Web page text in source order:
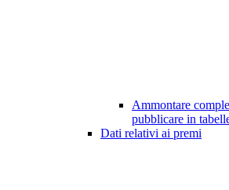
Ammontare
pubblicare in
Dati relativi ai premi